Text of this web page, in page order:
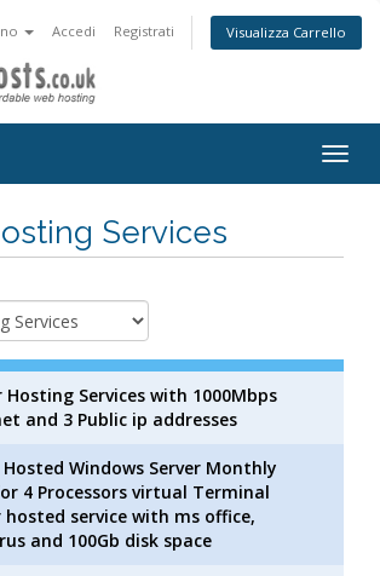
Accedi Registrati Visualizza Carrello
Services
Hosting Services with 1000Mbps
and 3 Public ip addresses
Hosted Windows Server Monthly
4 Processors virtual Terminal
hosted service with ms office,
and 100Gb disk space